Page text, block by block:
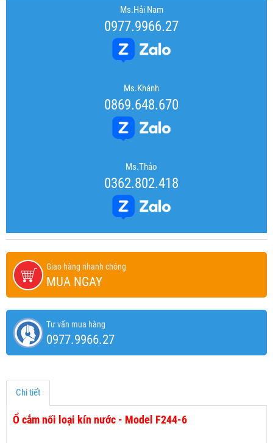
Ms.Hải Nam
0977.9966.27
Ms.Khánh
0869.648.670
Ms.Thảo
0362.802.418
Giao hàng nhanh chóng
MUA NGAY
Tư vấn mua hàng
0977.9966.27
Chi tiết
Ổ cắm nối loại kín nước - Model F244-6